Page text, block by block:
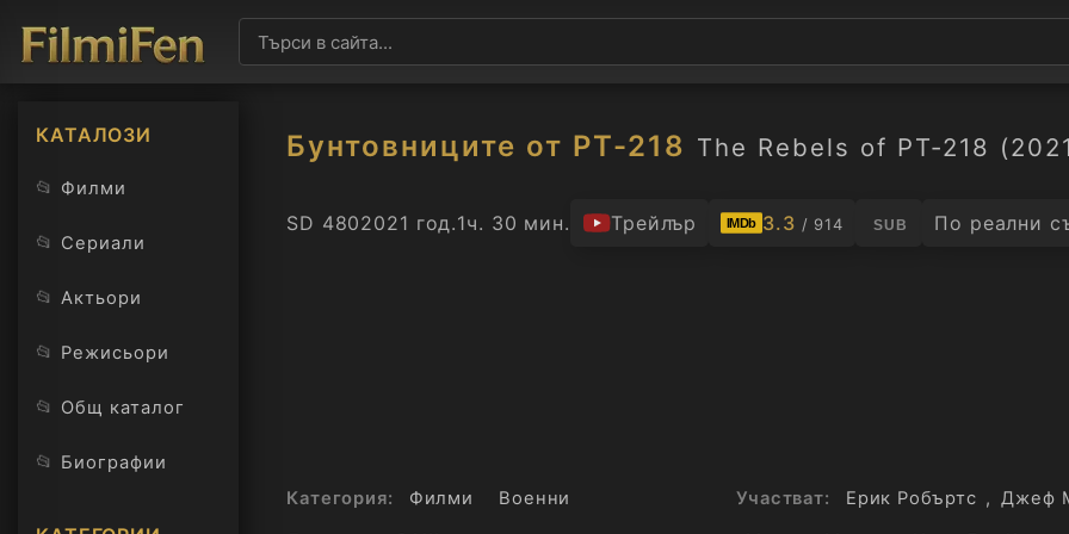
КАТАЛОЗИ
📂 Филми
📂 Сериали
📂 Актьори
📂 Режисьори
📂 Общ каталог
📂 Биографии
Бунтовниците от PT-218 The Rebels of PT-218
SD 4802021 год.1ч. 30 мин. Трейлър IMDb 3.3 / 914 SUB По реални
Категория: Филми
Военни
Участват: Ерик Робъртс , Джеф